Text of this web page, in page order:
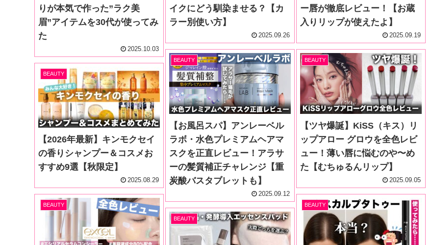
りが本気で作った”ラク美
眉”アイテムを30代が使ってみ
た
2025.10.03
イクにどう馴染ませる？【カ
ラー別使い方】
2025.09.26
ー唇が徹底レビュー！【お蔵
入りリップが使えたよ】
2025.09.19
BEAUTY
【お風呂スパ】アンレーベル
ラボ・水色プレミアムヘアマ
スクを正直レビュー！アラサ
ーの髪質補正チャレンジ【重
炭酸バスタブレットも】
2025.09.12
BEAUTY
【ツヤ爆誕】KiSS（キス）リ
ップアロー グロウを全色レビ
ュー！薄い唇に悩むのや〜め
た【むちゅるんリップ】
2025.09.05
BEAUTY
【2026年最新】キンモクセイ
の香りシャンプー＆コスメお
すすめ9選【秋限定】
2025.08.29
BEAUTY BEAUTY
BEAUTY